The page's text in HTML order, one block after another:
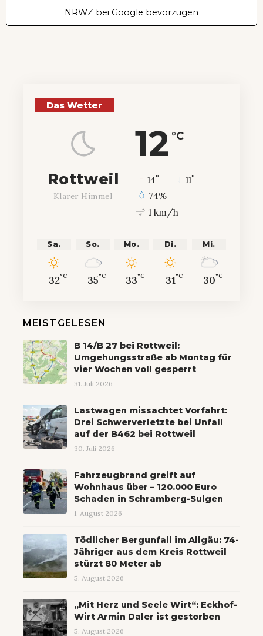
NRWZ bei Google bevorzugen
Das Wetter
12 °C
Rottweil
Klarer Himmel
14° 11°
74%
1 km/h
Sa.
32°C
So.
35°C
Mo.
33°C
Di.
31°C
Mi.
30°C
MEISTGELESEN
B 14/B 27 bei Rottweil:
Umgehungsstraße ab Montag für
vier Wochen voll gesperrt
31. Juli 2026
Lastwagen missachtet Vorfahrt:
Drei Schwerverletzte bei Unfall
auf der B462 bei Rottweil
30. Juli 2026
Fahrzeugbrand greift auf
Wohnhaus über – 120.000 Euro
Schaden in Schramberg-Sulgen
1. August 2026
Tödlicher Bergunfall im Allgäu: 74-
Jähriger aus dem Kreis Rottweil
stürzt 80 Meter ab
5. August 2026
„Mit Herz und Seele Wirt“: Eckhof-
Wirt Armin Daler ist gestorben
5. August 2026